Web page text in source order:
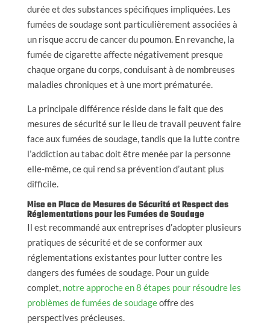
durée et des substances spécifiques impliquées. Les
fumées de soudage sont particulièrement associées à
un risque accru de cancer du poumon. En revanche, la
fumée de cigarette affecte négativement presque
chaque organe du corps, conduisant à de nombreuses
maladies chroniques et à une mort prématurée.
La principale différence réside dans le fait que des
mesures de sécurité sur le lieu de travail peuvent faire
face aux fumées de soudage, tandis que la lutte contre
l’addiction au tabac doit être menée par la personne
elle-même, ce qui rend sa prévention d’autant plus
difficile.
Mise en Place de Mesures de Sécurité et Respect des
Réglementations pour les Fumées de Soudage
Il est recommandé aux entreprises d’adopter plusieurs
pratiques de sécurité et de se conformer aux
réglementations existantes pour lutter contre les
dangers des fumées de soudage. Pour un guide
complet, notre approche en 8 étapes pour résoudre les
problèmes de fumées de soudageoffre des
perspectives précieuses.